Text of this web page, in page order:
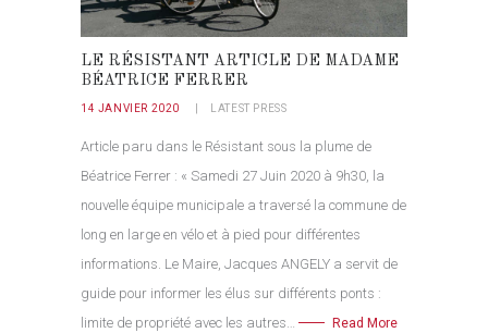
LE RÉSISTANT ARTICLE DE MADAME
BÉATRICE FERRER
14 JANVIER 2020 LATEST PRESS
Article paru dans le Résistant sous la plume de
Béatrice Ferrer : « Samedi 27 Juin 2020 à 9h30, la
nouvelle équipe municipale a traversé la commune de
long en large en vélo et à pied pour différentes
informations. Le Maire, Jacques ANGELY a servit de
guide pour informer les élus sur différents ponts :
limite de propriété avec les autres…
Read More